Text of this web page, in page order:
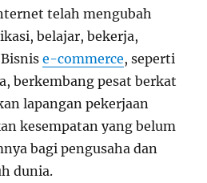
telah mengubah
belajar, bekerja,
Bisnise-commerce, seperti
berkembang pesat berkat
lapangan pekerjaan
kesempatan yang belum
bagi pengusaha dan
dunia.